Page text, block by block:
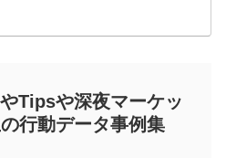
Tipsや深夜マーケッ
行動データ事例集